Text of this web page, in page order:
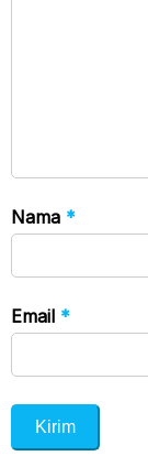
Nama *
Email *